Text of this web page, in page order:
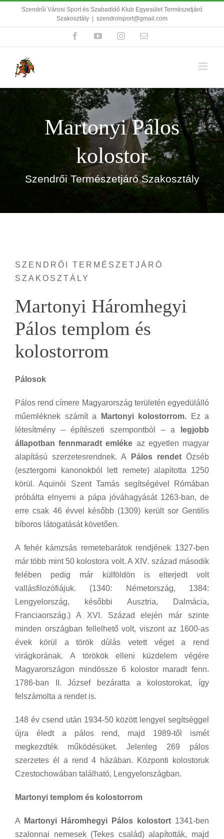
KihagyásSzendrői Városi Sport és Szabadidő Klub Egyesület Természetjáró
Szakosztály
szendroisport@gmail.com
FacebookYouTubeInstagramEmail:
Martonyi Pálos
kolostor
Szendrői Természetjáró Szakosztály
SZENDRŐI TERMÉSZETJÁRÓ
SZAKOSZTÁLY
Martonyi Háromhegyi
Pálos templom és
kolostorrom
Pálosok
Pálos rend címere Magyarország területén egyedülálló
műemléknek számít a
Martonyi kolostorrom. Ez a
létesítmény – építészeti szempontból – a
legjobb
állapotban fennmaradt emléke az egyetlen magyar
alapítású szerzetesrendnek. A
Pálos rendetÖzséb
(esztergomi kanonokból lett remete) alapította 1250
körül. Aquinói Szent Tamás segítségével Rómában
próbálta elnyerni a pápa jóváhagyását 1263-ban, de
erre csak 46 évvel később (1309) került sor Gentilis
bíboros látogatását követően.
A fehér kámzsás remetebarátok rendjének 1327-ben
már több mint 50 kolostora volt. A XIV. század második
felében pedig már külföldön is elterjedt volt
vallásfilozófiájuk. (1340: Németország, 1384:
Lengyelország, későbbi Ausztria, Dalmácia,
Franciaország.) A XVI. Század elején már szinte
minden országban fellelhető volt, viszont az 1600-as
évek körül a török dúlás vetett véget a rend
virágkorának. A törökök elleni küzdelem végére
Magyarországon mindössze 6 kolostor maradt fenn.
1786-ban II. József bezáratta a kolostorokat, így
felszámolta a rendet is.
148 év csend után 1934-50 között lengyel segítséggel
újra éledt a pálos rend, majd 1989-től ismét
megkezdték működésüket. Jelenleg 269 pálos
szerzetes él a rend 4 házában. Központi kolostoruk
Czestochowában található, Lengyelországban.
Martonyi templom és kolostorrom
A Martonyi Háromhegyi Pálos kolostort 1341-ben
szalonnai nemesek (Tekes család) alapították, majd